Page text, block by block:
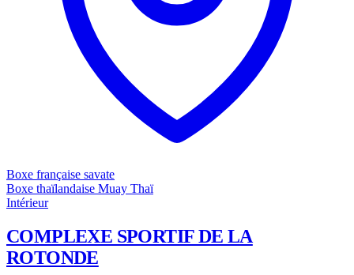
Boxe française savate
Boxe thaïlandaise Muay Thaï
Intérieur
COMPLEXE SPORTIF DE LA
ROTONDE